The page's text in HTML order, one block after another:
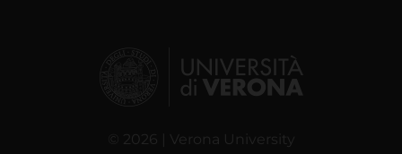
© 2026 | Verona University